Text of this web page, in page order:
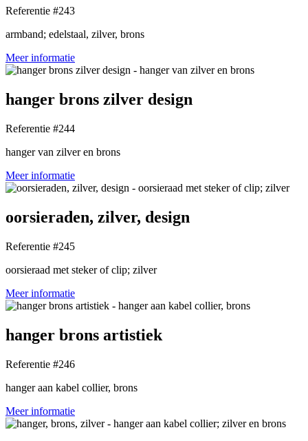
Referentie #243
armband; edelstaal, zilver, brons
Meer informatie
hanger brons zilver design
Referentie #244
hanger van zilver en brons
Meer informatie
oorsieraden, zilver, design
Referentie #245
oorsieraad met steker of clip; zilver
Meer informatie
hanger brons artistiek
Referentie #246
hanger aan kabel collier, brons
Meer informatie